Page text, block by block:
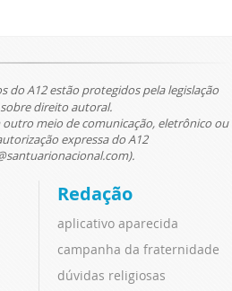
do A12 estão protegidos pela legislação
direito autoral.
meio de comunicação, eletrônico ou
expressa do A12
Redação
aplicativo aparecida
campanha da fraternidade
dúvidas religiosas